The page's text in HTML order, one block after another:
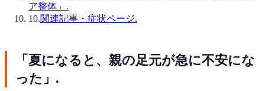
ア整体」.
10.関連記事・症状ページ.
「夏になると、親の足元が急に不安にな
った」.